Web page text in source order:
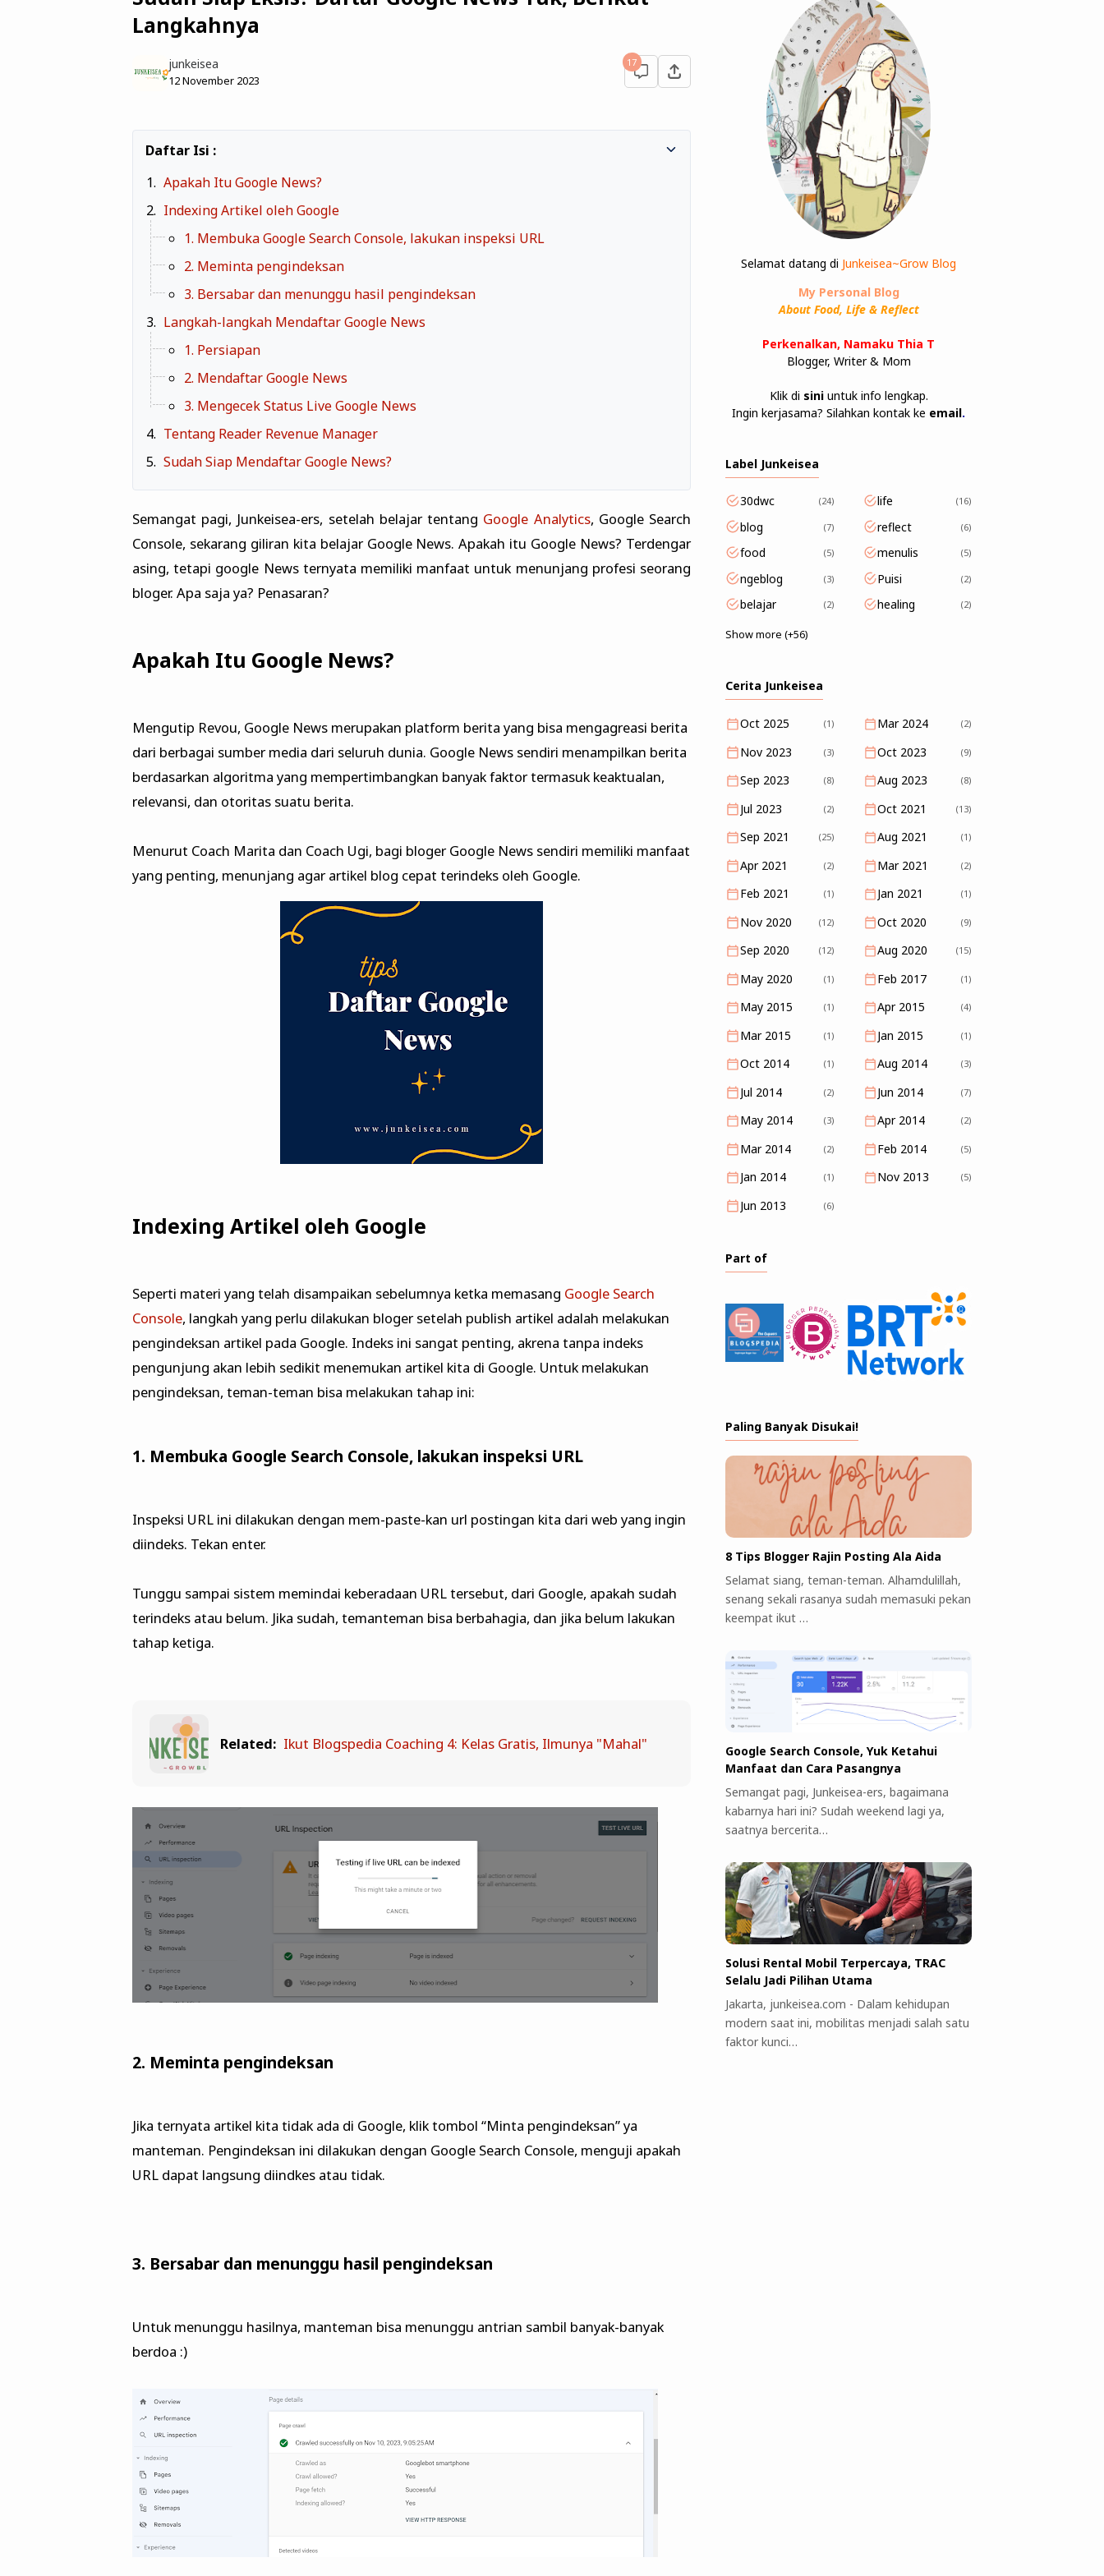
Langkahnya
junkeisea
12 November 2023
17
Apakah Itu Google News?
Indexing Artikel oleh Google
1. Membuka Google Search Console, lakukan inspeksi URL
2. Meminta pengindeksan
3. Bersabar dan menunggu hasil pengindeksan
Langkah-langkah Mendaftar Google News
1. Persiapan
2. Mendaftar Google News
3. Mengecek Status Live Google News
Tentang Reader Revenue Manager
Sudah Siap Mendaftar Google News?
Semangat pagi, Junkeisea-ers, setelah belajar tentang Google Analytics, Google Search
Console, sekarang giliran kita belajar Google News. Apakah itu Google News? Terdengar
asing, tetapi google News ternyata memiliki manfaat untuk menunjang profesi seorang
bloger. Apa saja ya? Penasaran?
Apakah Itu Google News?
Mengutip Revou, Google News merupakan platform berita yang bisa mengagreasi berita
dari berbagai sumber media dari seluruh dunia. Google News sendiri menampilkan berita
berdasarkan algoritma yang mempertimbangkan banyak faktor termasuk keaktualan,
relevansi, dan otoritas suatu berita.
Menurut Coach Marita dan Coach Ugi, bagi bloger Google News sendiri memiliki manfaat
yang penting, menunjang agar artikel blog cepat terindeks oleh Google.
Indexing Artikel oleh Google
Seperti materi yang telah disampaikan sebelumnya ketka memasang Google Search
Console, langkah yang perlu dilakukan bloger setelah publish artikel adalah melakukan
pengindeksan artikel pada Google. Indeks ini sangat penting, akrena tanpa indeks
pengunjung akan lebih sedikit menemukan artikel kita di Google. Untuk melakukan
pengindeksan, teman-teman bisa melakukan tahap ini:
1. Membuka Google Search Console, lakukan inspeksi URL
Inspeksi URL ini dilakukan dengan mem-paste-kan url postingan kita dari web yang ingin
diindeks. Tekan enter.
Tunggu sampai sistem memindai keberadaan URL tersebut, dari Google, apakah sudah
terindeks atau belum. Jika sudah, temanteman bisa berbahagia, dan jika belum lakukan
tahap ketiga.
Related: Ikut Blogspedia Coaching 4: Kelas Gratis, Ilmunya "Mahal"
2. Meminta pengindeksan
Jika ternyata artikel kita tidak ada di Google, klik tombol “Minta pengindeksan” ya
manteman. Pengindeksan ini dilakukan dengan Google Search Console, menguji apakah
URL dapat langsung diindkes atau tidak.
3. Bersabar dan menunggu hasil pengindeksan
Untuk menunggu hasilnya, manteman bisa menunggu antrian sambil banyak-banyak
berdoa :)
Selamat datang di Junkeisea~Grow Blog
My Personal Blog
About Food, Life & Reflect
Perkenalkan, Namaku Thia T
Blogger, Writer & Mom
Klik di sini untuk info lengkap.
Ingin kerjasama? Silahkan kontak ke email.
Label Junkeisea
30dwc 24 life 16
blog 7 reflect 6
food 5 menulis 5
ngeblog 3 Puisi 2
belajar 2 healing 2
Show more (+56)
Cerita Junkeisea
Oct 2025 (1) Mar 2024 (2)
Nov 2023 (3) Oct 2023 (9)
Sep 2023 (8) Aug 2023 (8)
Jul 2023 (2) Oct 2021 (13)
Sep 2021 (25) Aug 2021 (1)
Apr 2021 (2) Mar 2021 (2)
Feb 2021 (1) Jan 2021 (1)
Nov 2020 (12) Oct 2020 (9)
Sep 2020 (12) Aug 2020 (15)
May 2020 (1) Feb 2017 (1)
May 2015 (1) Apr 2015 (4)
Mar 2015 (1) Jan 2015 (1)
Oct 2014 (1) Aug 2014 (3)
Jul 2014 (2) Jun 2014 (7)
May 2014 (3) Apr 2014 (2)
Mar 2014 (2) Feb 2014 (5)
Jan 2014 (1) Nov 2013 (5)
Jun 2013 (6)
Part of
Paling Banyak Disukai!
8 Tips Blogger Rajin Posting Ala Aida
Selamat siang, teman-teman. Alhamdulillah,
senang sekali rasanya sudah memasuki pekan
keempat ikut …
Google Search Console, Yuk Ketahui
Manfaat dan Cara Pasangnya
Semangat pagi, Junkeisea-ers, bagaimana
kabarnya hari ini? Sudah weekend lagi ya,
saatnya bercerita…
Solusi Rental Mobil Terpercaya, TRAC
Selalu Jadi Pilihan Utama
Jakarta, junkeisea.com - Dalam kehidupan
modern saat ini, mobilitas menjadi salah satu
faktor kunci…